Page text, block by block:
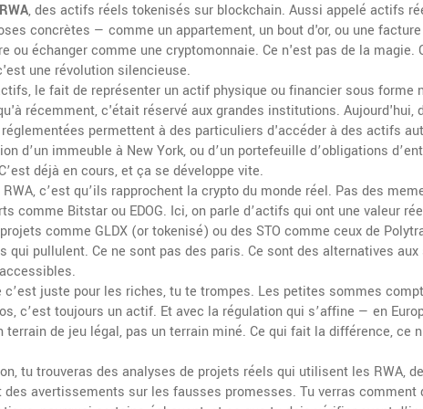
RWA,des actifs réels tokenisés sur blockchain. Aussi appelé actifs
concrètes — comme un appartement, un bout d'or, ou une
ou échanger comme une cryptomonnaie. Ce n'est pas de la magie.
une révolution silencieuse.
, le fait de représenter un actif physique ou financier sous forme
récemment, c'était réservé aux grandes institutions. Aujourd'hui,
permettent à des particuliers d'accéder à des actifs
d’un immeuble à New York, ou d’un portefeuille d’obligations
déjà en cours, et ça se développe vite.
c’est qu’ils rapprochent la crypto du monde réel. Pas des
comme Bitstar ou EDOG. Ici, on parle d’actifs qui ont une valeur
comme GLDX (or tokenisé) ou des STO comme ceux de
qui pullulent. Ce ne sont pas des paris. Ce sont des alternatives
c’est juste pour les riches, tu te trompes. Les petites sommes
c’est toujours un actif. Et avec la régulation qui s’affine — en
terrain de jeu légal, pas un terrain miné. Ce qui fait la différence, ce
tu trouveras des analyses de projets réels qui utilisent les RWA,
avertissements sur les fausses promesses. Tu verras comment